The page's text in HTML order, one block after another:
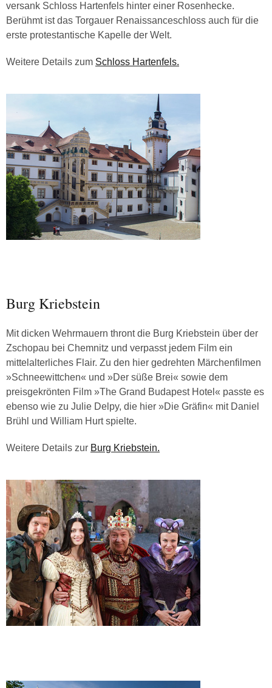
versank Schloss Hartenfels hinter einer Rosenhecke.
Berühmt ist das Torgauer Renaissanceschloss auch für die
erste protestantische Kapelle der Welt.
Weitere Details zum Schloss Hartenfels.
Burg Kriebstein
Mit dicken Wehrmauern thront die Burg Kriebstein über der
Zschopau bei Chemnitz und verpasst jedem Film ein
mittelalterliches Flair. Zu den hier gedrehten Märchenfilmen
»Schneewittchen« und »Der süße Brei« sowie dem
preisgekrönten Film »The Grand Budapest Hotel« passte es
ebenso wie zu Julie Delpy, die hier »Die Gräfin« mit Daniel
Brühl und William Hurt spielte.
Weitere Details zur Burg Kriebstein.